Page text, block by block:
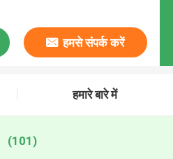
हमसे संपर्क करें
हमारे बारे में
(101)